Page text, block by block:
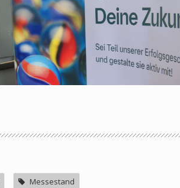
Messestand